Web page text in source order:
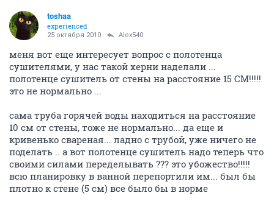
toshaa
experienced
25 октября 2010 Alex540
меня вот еще интересует вопрос с полотенца
сушителями, у нас такой херни наделали ...
полотенце сушитель от стены на расстояние 15 СМ!!!!!
это не нормально ...
сама труба горячей воды находиться на расстояние
10 см от стены, тоже не нормально... да еще и
кривенько свареная... ладно с трубой, уже ничего не
поделать .. а вот полотенце сушитель надо теперь что
своими силами переделывать ??? это убожество!!!!!
всю планировку в ванной перепортили им... был бы
плотно к стене (5 см) все было бы в норме